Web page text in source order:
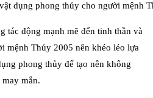
dụng phong thủy cho người mệnh
tác động mạnh mẽ đến tinh thần và
mệnh Thủy 2005 nên khéo léo lựa
phong thủy để tạo nên không
mắn.